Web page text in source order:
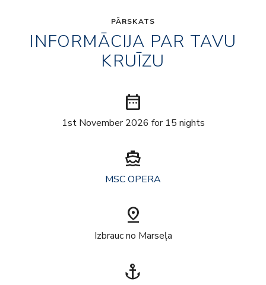
PĀRSKATS
INFORMĀCIJA PAR TAVU
KRUĪZU
date_range
1st November 2026 for 15 nights
directions_boat
MSC OPERA
pin_drop
Izbrauc no Marseļa
anchor